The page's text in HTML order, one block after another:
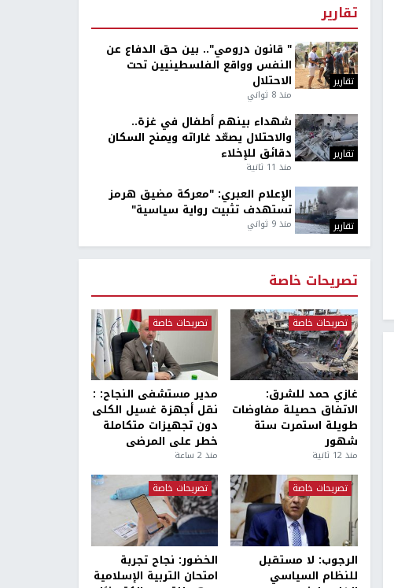
تقارير
تقارير
" قانون درومي".. بين حق الدفاع عن
النفس وواقع الفلسطينيين تحت
الاحتلال
منذ 8 ثواني
تقارير
شهداء بينهم أطفال في غزة..
والاحتلال يصعّد غاراته ويمنح السكان
دقائق للإخلاء
منذ 11 ثانية
تقارير
الإعلام العبري: "معركة مضيق هرمز
تستهدف تثبيت رواية سياسية"
منذ 9 ثواني
تصريحات خاصة
تصريحات خاصة
غازي حمد للشرق:
الاتفاق حصيلة مفاوضات
طويلة استمرت ستة
شهور
منذ 12 ثانية
تصريحات خاصة
مدير مستشفى النجاح: :
نقل أجهزة غسيل الكلى
دون تجهيزات متكاملة
خطر على المرضى
منذ 2 ساعة
تصريحات خاصة
الرجوب: لا مستقبل
للنظام السياسي
تصريحات خاصة
الخضور: نجاح تجربة
امتحان التربية الإسلامية